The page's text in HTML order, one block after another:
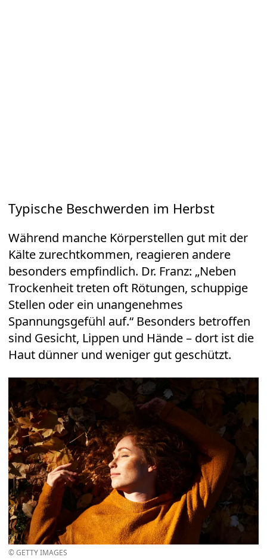
Typische Beschwerden im Herbst
Während manche Körperstellen gut mit der
Kälte zurechtkommen, reagieren andere
besonders empfindlich. Dr. Franz: „Neben
Trockenheit treten oft Rötungen, schuppige
Stellen oder ein unangenehmes
Spannungsgefühl auf.“ Besonders betroffen
sind Gesicht, Lippen und Hände – dort ist die
Haut dünner und weniger gut geschützt.
© GETTY IMAGES